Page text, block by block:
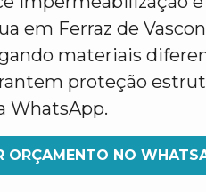
em Ferraz de
materiais
proteção
WhatsApp.
ORÇAMENTO NO